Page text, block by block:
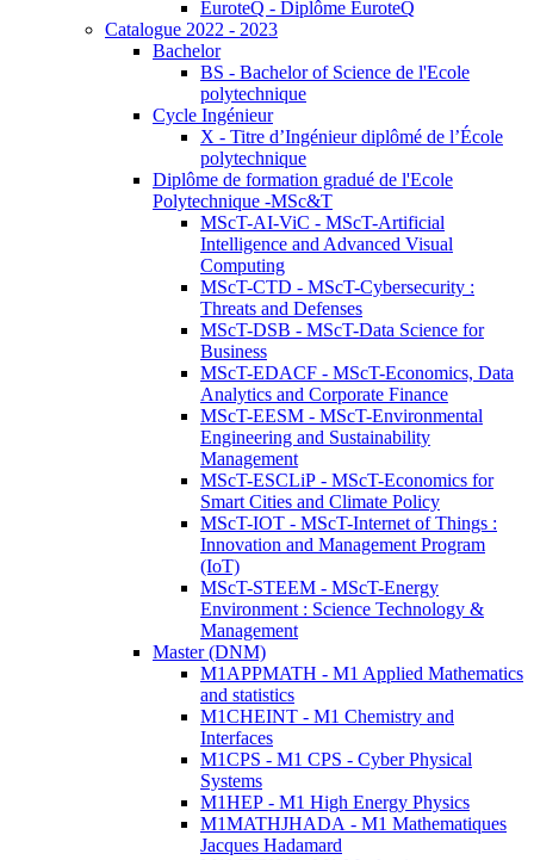
EuroteQ - Diplôme EuroteQ
Catalogue 2022 - 2023
Bachelor
BS - Bachelor of Science de l'Ecole
polytechnique
Cycle Ingénieur
X - Titre d’Ingénieur diplômé de l’École
polytechnique
Diplôme de formation gradué de l'Ecole
Polytechnique -MSc&T
MScT-AI-ViC - MScT-Artificial
Intelligence and Advanced Visual
Computing
MScT-CTD - MScT-Cybersecurity :
Threats and Defenses
MScT-DSB - MScT-Data Science for
Business
MScT-EDACF - MScT-Economics, Data
Analytics and Corporate Finance
MScT-EESM - MScT-Environmental
Engineering and Sustainability
Management
MScT-ESCLiP - MScT-Economics for
Smart Cities and Climate Policy
MScT-IOT - MScT-Internet of Things :
Innovation and Management Program
(IoT)
MScT-STEEM - MScT-Energy
Environment : Science Technology &
Management
Master (DNM)
M1APPMATH - M1 Applied Mathematics
and statistics
M1CHEINT - M1 Chemistry and
Interfaces
M1CPS - M1 CPS - Cyber Physical
Systems
M1HEP - M1 High Energy Physics
M1MATHJHADA - M1 Mathematiques
Jacques Hadamard